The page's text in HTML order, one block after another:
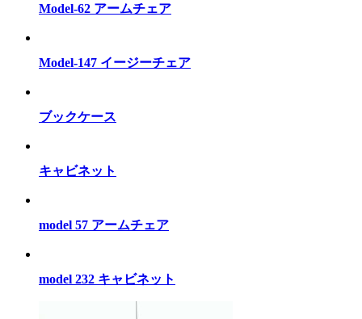
Model-62 アームチェア
Model-147 イージーチェア
ブックケース
キャビネット
model 57 アームチェア
model 232 キャビネット